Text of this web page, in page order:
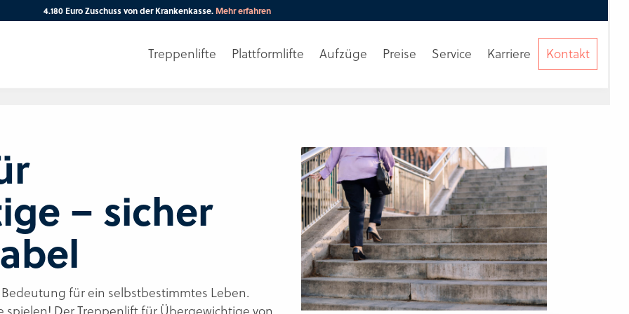
– sicher
für ein selbstbestimmtes Leben.
4.180 Euro Zuschuss von der Krankenkasse. Mehr erfahren
Treppenlifte Plattformlifte Aufzüge Preise Service Karriere Kontakt
Ihre PLZ Beratunganfordern